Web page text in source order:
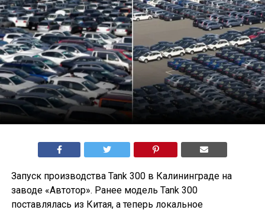
Запуск производства Tank 300 в Калининграде на
заводе «Автотор». Ранее модель Tank 300
поставлялась из Китая, а теперь локальное